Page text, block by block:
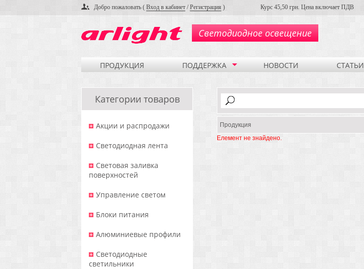
Добро пожаловать ( Вход в кабинет /Регистрация ) Курс 45,50 грн. Цена включает ПДВ
Светодиодное освещение
ПРОДУКЦИЯ ПОДДЕРЖКА НОВОСТИ СТАТЬИ
Категории товаров
Акции и распродажи
Светодиодная лента
Световая заливка
поверхностей
Управление светом
Блоки питания
Алюминиевые профили
Светодиодные
светильники
Продукция
Елемент не знайдено.